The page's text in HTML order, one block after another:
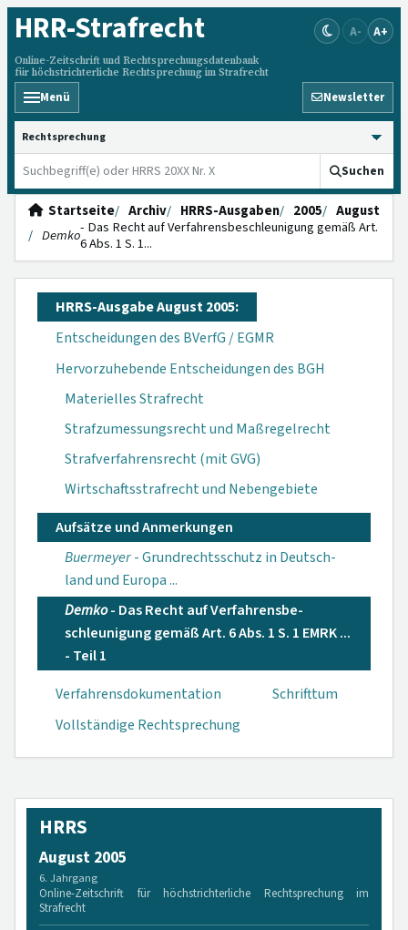
HRR-Strafrecht
Online-Zeitschrift und Rechtsprechungsdatenbank
für höchstrichterliche Rechtsprechung im Strafrecht
A- A+
Menü Newsletter
HRRS durchsuchen
Suchen
Startseite Archiv HRRS-Ausgaben 2005
August
Demko- Das Recht auf Verfahrensbe­schleunigung ge­mäß Art.
6 Abs. 1 S. 1...
HRRS-Ausgabe August 2005:
Entscheidungen des BVerfG / EGMR
Hervorzuhebende Entscheidungen des BGH
Materielles Strafrecht
Strafzumessungsrecht und Maßregelrecht
Strafverfahrensrecht (mit GVG)
Wirtschaftsstrafrecht und Nebengebiete
Aufsätze und Anmerkungen
Buermeyer- Grundrechts­schutz in Deutsch­
land und Europa ...
Demko- Das Recht auf Verfahrensbe­
schleunigung ge­mäß Art. 6 Abs. 1 S. 1 EMRK ...
- Teil 1
Verfahrensdokumen­tation
Schrifttum
Vollständige Rechtsprechung
HRRS
August 2005
6. Jahrgang
Online-Zeitschrift für höchstrichterliche Rechtsprechung im
Strafrecht